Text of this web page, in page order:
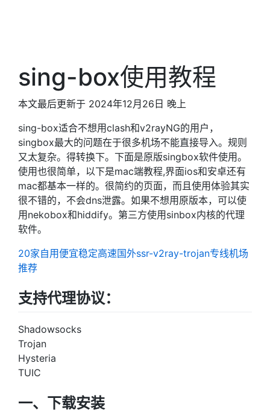
sing-box使用教程
本文最后更新于 2024年12月26日 晚上
sing-box适合不想用clash和v2rayNG的用户，
singbox最大的问题在于很多机场不能直接导入。规则
又太复杂。得转换下。下面是原版singbox软件使用。
使用也很简单，以下是mac端教程,界面ios和安卓还有
mac都基本一样的。很简约的页面，而且使用体验其实
很不错的，不会dns泄露。如果不想用原版本，可以使
用nekobox和hiddify。第三方使用sinbox内核的代理
软件。
20家自用便宜稳定高速国外ssr-v2ray-trojan专线机场
推荐
支持代理协议：
Shadowsocks
Trojan
Hysteria
TUIC
一、下载安装